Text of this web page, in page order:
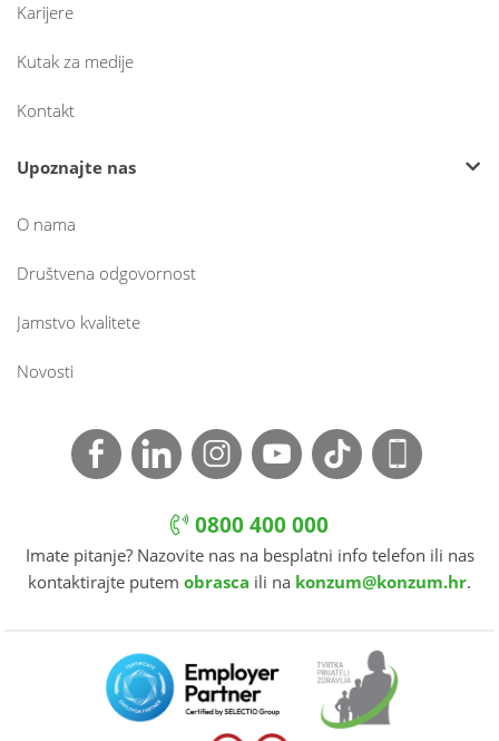
Karijere
Kutak za medije
Kontakt
Upoznajte nas
O nama
Društvena odgovornost
Jamstvo kvalitete
Novosti
0800 400 000
Imate pitanje? Nazovite nas na besplatni info telefon ili nas
kontaktirajte putem obrasca ili na konzum@konzum.hr.